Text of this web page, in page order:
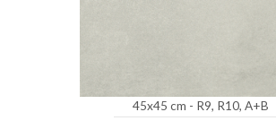
45x45 cm - R9, R10, A+B